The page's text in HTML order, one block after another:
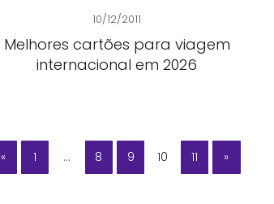
10/12/2011
Melhores cartões para viagem
internacional em 2026
« 1 … 8 9 10 11 »